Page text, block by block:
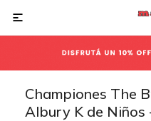

Championes The
Albury K de Niños